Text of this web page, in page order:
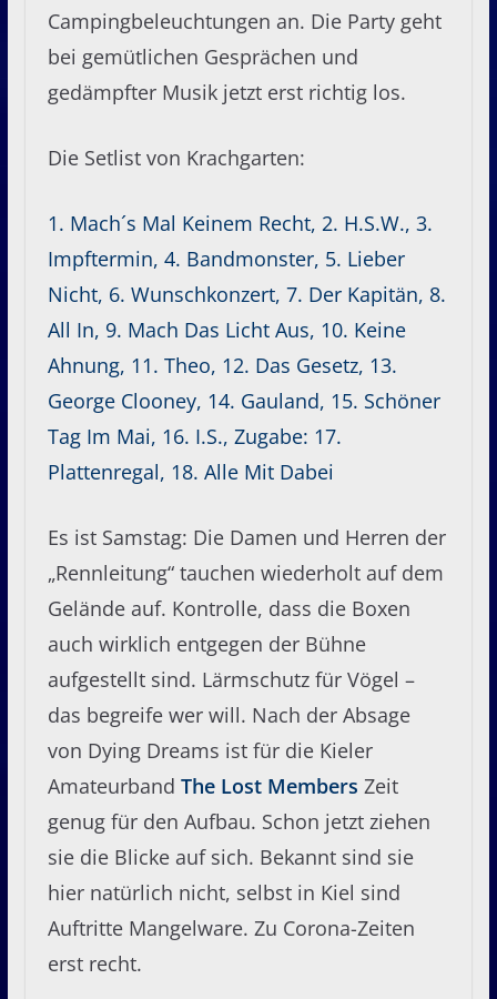
Campingbeleuchtungen an. Die Party geht
bei gemütlichen Gesprächen und
gedämpfter Musik jetzt erst richtig los.
Die Setlist von Krachgarten:
1. Mach´s Mal Keinem Recht, 2. H.S.W., 3.
Impftermin, 4. Bandmonster, 5. Lieber
Nicht, 6. Wunschkonzert, 7. Der Kapitän, 8.
All In, 9. Mach Das Licht Aus, 10. Keine
Ahnung, 11. Theo, 12. Das Gesetz, 13.
George Clooney, 14. Gauland, 15. Schöner
Tag Im Mai, 16. I.S., Zugabe: 17.
Plattenregal, 18. Alle Mit Dabei
Es ist Samstag: Die Damen und Herren der
„Rennleitung“ tauchen wiederholt auf dem
Gelände auf. Kontrolle, dass die Boxen
auch wirklich entgegen der Bühne
aufgestellt sind. Lärmschutz für Vögel –
das begreife wer will. Nach der Absage
von Dying Dreams ist für die Kieler
Amateurband The Lost Members Zeit
genug für den Aufbau. Schon jetzt ziehen
sie die Blicke auf sich. Bekannt sind sie
hier natürlich nicht, selbst in Kiel sind
Auftritte Mangelware. Zu Corona-Zeiten
erst recht.